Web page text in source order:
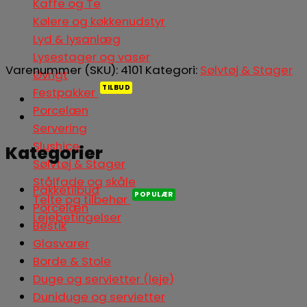
Kølere og køkkenudstyr
Lyd & lysanlæg
Lysestager og vaser
Øvrigt
Festpakker
Porcelæn
Servering
Slushice
Sølvtøj & Stager
Stålfade og skåle
Telte og tilbehør
Lejebetingelser
Varenummer (SKU): 4101 Kategori: Sølvtøj & Stager
Kategorier
Pakketilbud
Porcelæn
Bestik
Glasvarer
Borde & Stole
Duge og servietter (leje)
Duniduge og servietter